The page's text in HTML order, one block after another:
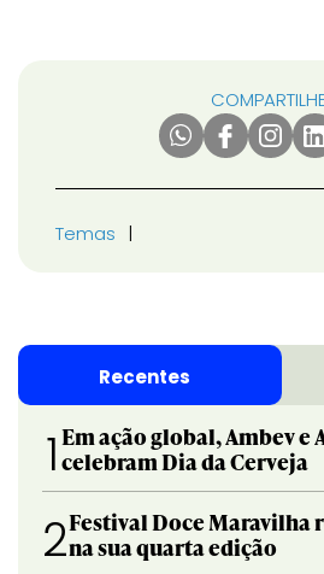
Temas
Recentes
1 Em ação global, Ambev e
celebram Dia da Cerveja
2Festival Doce Maravilha
na sua quarta edição